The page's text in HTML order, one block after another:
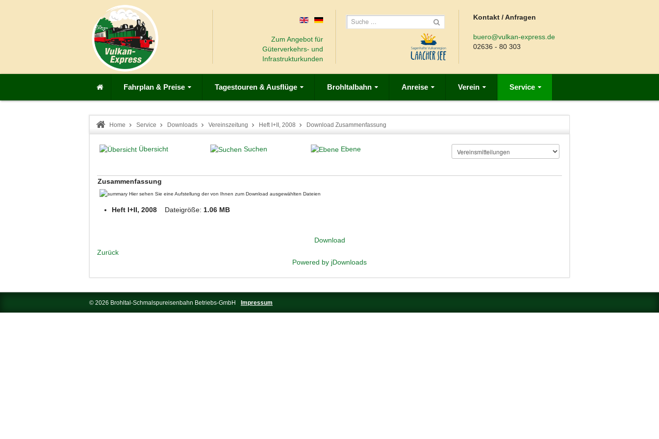
Zum Angebot für
Güterverkehrs- und
Infrastrukturkunden
Kontakt / Anfragen
buero@vulkan-express.de
02636 - 80 303
Fahrplan & Preise Tagestouren & Ausflüge Brohltalbahn Anreise Verein Service
Home Service Downloads Vereinszeitung Heft I+II, 2008 Download Zusammenfassung
Übersicht Suchen Ebene
Zusammenfassung
Hier sehen Sie eine Aufstellung der von Ihnen zum Download ausgewählten Dateien
Heft I+II, 2008 Dateigröße: 1.06 MB
Download
Zurück
Powered by jDownloads
© 2026 Brohltal-Schmalspureisenbahn Betriebs-GmbH Impressum